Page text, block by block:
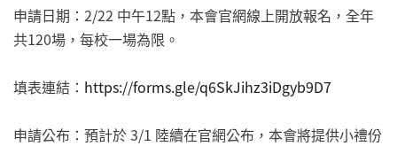
​申請日期：2/22 中午12點，本會官網線上開放報名，全年
共120場，每校一場為限。
填表連結： https://forms.gle/q6SkJihz3iDgyb9D7
申請公布：預計於 3/1 陸續在官網公布，本會將提供小禮份